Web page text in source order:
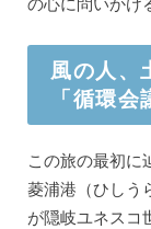
風の人、
「循環会
この旅の最初に
菱浦港（ひしう
が隠岐ユネスコ